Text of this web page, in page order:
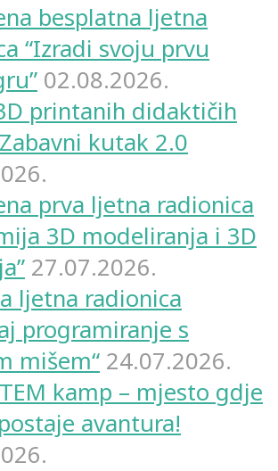
besplatna ljetna
“Izradi svoju prvu
02.08.2026.
printanih didaktičih
kutak 2.0
prva ljetna radionica
3D modeliranja i 3D
27.07.2026.
ljetna radionica
programiranje s
mišem“ 24.07.2026.
kamp – mjesto gdje
avantura!